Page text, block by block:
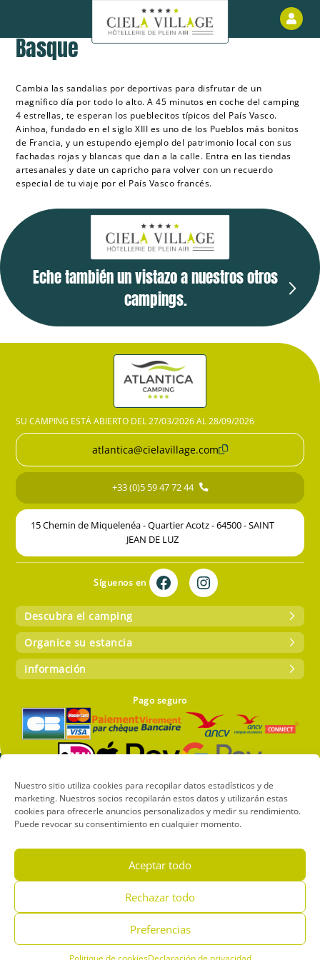
Nuestro sitio utiliza cookies para recopilar datos estadísticos y de
marketing. Nuestros socios recopilarán estos datos y utilizarán estas
cookies para ofrecerle anuncios personalizados y medir su rendimiento.
Puede revocar su consentimiento en cualquier momento.
Aceptar todo
Rechazar todo
Preferencias
Découvrir Ainhoa dans le Pays
Basque
Cambia las sandalias por deportivas para disfrutar de un
magnífico día por todo lo alto. A 45 minutos en coche del camping
4 estrellas, te esperan los pueblecitos típicos del País Vasco.
Ainhoa, fundado en el siglo XIII es uno de los Pueblos más bonitos
de Francia, y un estupendo ejemplo del patrimonio local con sus
fachadas rojas y blancas que dan a la calle. Entra en las tiendas
artesanales y date un capricho para volver con un recuerdo
especial de tu viaje por el País Vasco francés.
Eche también un vistazo a nuestros otros
campings.
SU CAMPING ESTÁ ABIERTO DEL 27/03/2026 AL 28/09/2026
atlantica@cielavillage.com
+33 (0)5 59 47 72 44
15 Chemin de Miquelenéa - Quartier Acotz - 64500 - SAINT
JEAN DE LUZ
Pago seguro
Síguenos en
Descubra el camping
Organice su estancia
Información
Copyright 2024 – Camping CIELA VILLAGE Atlantica – Todos los
derechos reservados |
Réalisation Francecom
Privacidad y datos personales
Información legal
English